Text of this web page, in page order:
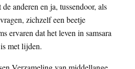
anderen en ja, tussendoor, als
zichzelf een beetje
ervaren dat het leven in samsara
met lijden.